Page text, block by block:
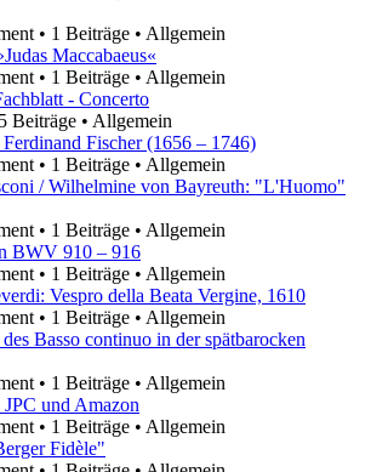
• 1 Beiträge • Allgemein
Maccabaeus«
• 1 Beiträge • Allgemein
- Concerto
Beiträge • Allgemein
Ferdinand Fischer (1656 – 1746)
• 1 Beiträge • Allgemein
/ Wilhelmine von Bayreuth: "L'Huomo"
• 1 Beiträge • Allgemein
BWV 910 – 916
• 1 Beiträge • Allgemein
Vespro della Beata Vergine, 1610
• 1 Beiträge • Allgemein
Basso continuo in der spätbarocken
• 1 Beiträge • Allgemein
und Amazon
• 1 Beiträge • Allgemein
Fidèle"